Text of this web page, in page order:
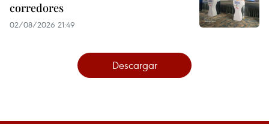
corredores
02/08/2026 21:49
Descargar